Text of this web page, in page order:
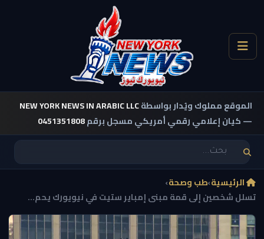
الموقع مملوك ويُدار بواسطةNEW YORK NEWS IN ARABIC LLC
— كيان إعلامي رقمي أمريكي مسجل برقم0451351808
الرئيسية›طب وصحة›
تسلل شخصين إلى قمة مبنى إمباير ستيت في نيويورك يحم...